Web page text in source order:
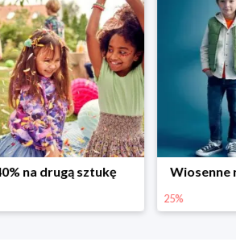
na drugą sztukę Wiosenne
25%